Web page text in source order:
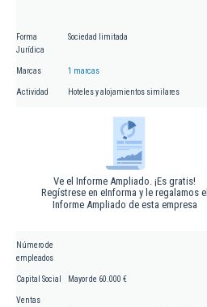
Forma
Jurídica
Sociedad limitada
Marcas 1 marcas
Actividad Hoteles y alojamientos similares
Ve el Informe Ampliado. ¡Es gratis!
Regístrese en eInforma y le regalamos el
Informe Ampliado de esta empresa
Número de
empleados
Capital Social Mayor de 60.000 €
Ventas